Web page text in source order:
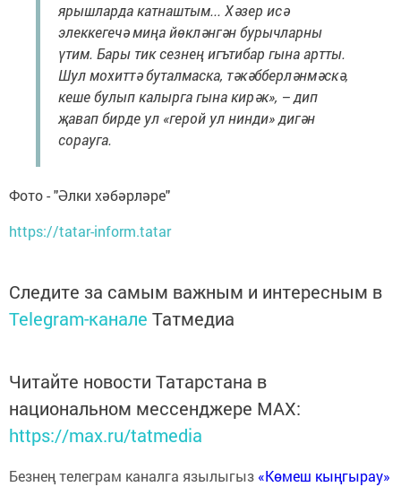
ярышларда катнаштым... Хәзер исә
элеккегечә миңа йөкләнгән бурычларны
үтим. Бары тик сезнең игътибар гына артты.
Шул мохиттә буталмаска, тәкәбберләнмәскә,
кеше булып калырга гына кирәк», – дип
җавап бирде ул «герой ул нинди» дигән
сорауга.
Фото - "Әлки хәбәрләре"
https://tatar-inform.tatar
Следите за самым важным и интересным в
Telegram-канале Татмедиа
Читайте новости Татарстана в
национальном мессенджере MАХ:
https://max.ru/tatmedia
Безнең телеграм каналга язылыгыз «Көмеш кыңгырау»